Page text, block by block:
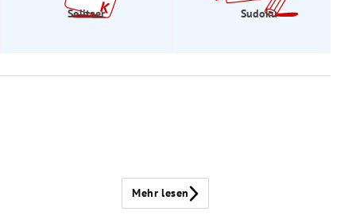
Solitaer Sudoku
Mehr lesen